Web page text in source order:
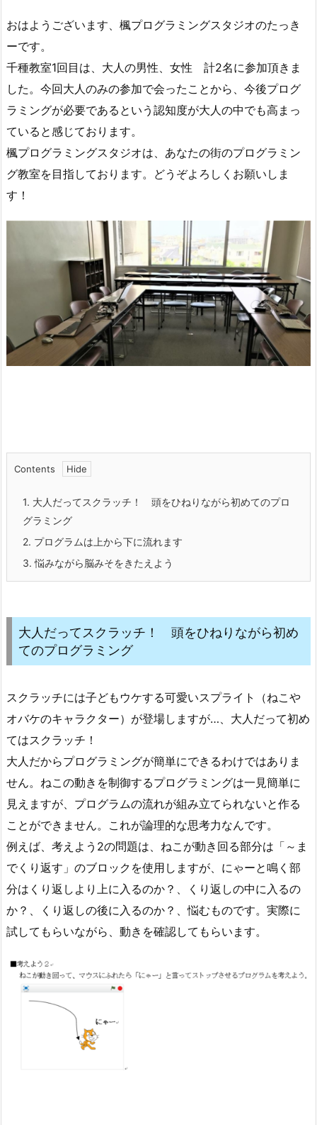
おはようございます、楓プログラミングスタジオのたっき
ーです。
千種教室1回目は、大人の男性、女性 計2名に参加頂きま
した。今回大人のみの参加で会ったことから、今後プログ
ラミングが必要であるという認知度が大人の中でも高まっ
ていると感じております。
楓プログラミングスタジオは、あなたの街のプログラミン
グ教室を目指しております。どうぞよろしくお願いしま
す！
Contents
1. 大人だってスクラッチ！ 頭をひねりながら初めてのプロ
グラミング
2. プログラムは上から下に流れます
3. 悩みながら脳みそをきたえよう
大人だってスクラッチ！ 頭をひねりながら初め
てのプログラミング
スクラッチには子どもウケする可愛いスプライト（ねこや
オバケのキャラクター）が登場しますが…、大人だって初め
てはスクラッチ！
大人だからプログラミングが簡単にできるわけではありま
せん。ねこの動きを制御するプログラミングは一見簡単に
見えますが、プログラムの流れが組み立てられないと作る
ことができません。これが論理的な思考力なんです。
例えば、考えよう2の問題は、ねこが動き回る部分は「～ま
でくり返す」のブロックを使用しますが、にゃーと鳴く部
分はくり返しより上に入るのか？、くり返しの中に入るの
か？、くり返しの後に入るのか？、悩むものです。実際に
試してもらいながら、動きを確認してもらいます。